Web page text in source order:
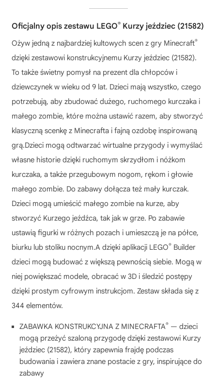
Oficjalny opis zestawu LEGO® Kurzy jeździec (21582)
Ożyw jedną z najbardziej kultowych scen z gry Minecraft®
dzięki zestawowi konstrukcyjnemu Kurzy jeździec (21582).
To także świetny pomysł na prezent dla chłopców i
dziewczynek w wieku od 9 lat. Dzieci mają wszystko, czego
potrzebują, aby zbudować dużego, ruchomego kurczaka i
małego zombie, które można ustawić razem, aby stworzyć
klasyczną scenkę z Minecrafta i fajną ozdobę inspirowaną
grą.Dzieci mogą odtwarzać wirtualne przygody i wymyślać
własne historie dzięki ruchomym skrzydłom i nóżkom
kurczaka, a także przegubowym nogom, rękom i głowie
małego zombie. Do zabawy dołącza też mały kurczak.
Dzieci mogą umieścić małego zombie na kurze, aby
stworzyć Kurzego jeźdźca, tak jak w grze. Po zabawie
ustawią figurki w różnych pozach i umieszczą je na półce,
biurku lub stoliku nocnym.A dzięki aplikacji LEGO® Builder
dzieci mogą budować z większą pewnością siebie. Mogą w
niej powiększać modele, obracać w 3D i śledzić postępy
dzięki prostym cyfrowym instrukcjom. Zestaw składa się z
344 elementów.
ZABAWKA KONSTRUKCYJNA Z MINECRAFTA® — dzieci
mogą przeżyć szaloną przygodę dzięki zestawowi Kurzy
jeździec (21582), który zapewnia frajdę podczas
budowania i zawiera znane postacie z gry, inspirujące do
zabawy